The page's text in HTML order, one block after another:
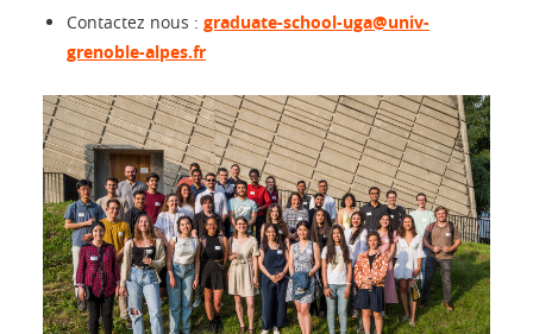
Contactez nous : graduate-school-uga@univ-
grenoble-alpes.fr